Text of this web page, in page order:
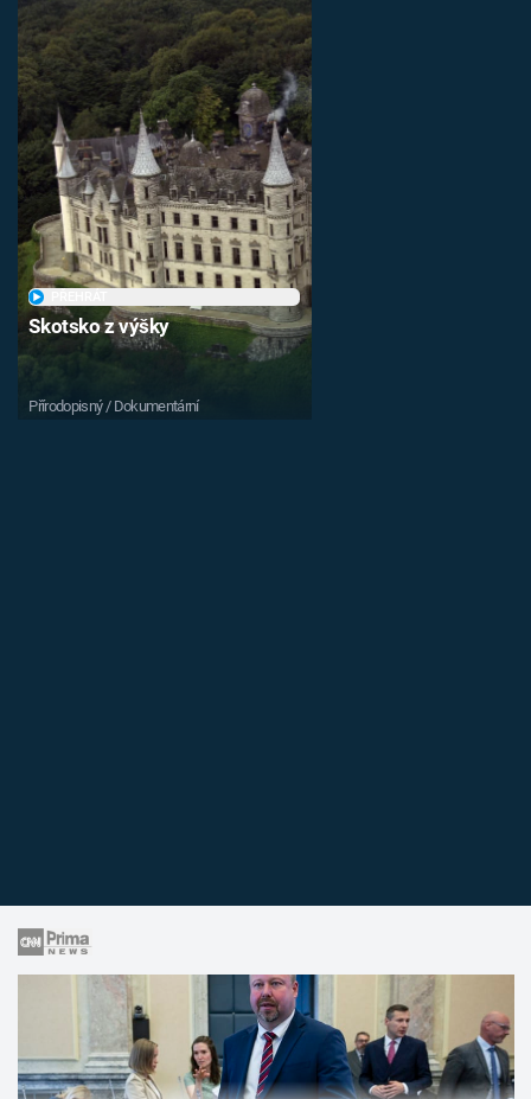
Skotsko z výšky
Přírodopisný / Dokumentární